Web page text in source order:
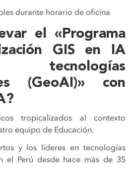
durante horario de oficina
el «Programa
GIS en IA
tecnologías
(GeoAI)» con
tropicalizados al contexto
equipo de Educación.
y los líderes en tecnologías
el Perú desde hace más de 35